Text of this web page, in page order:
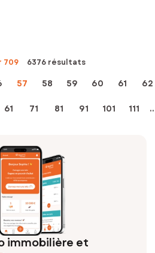
709 6376 résultats
57 58 59 60 61 62
61 71 81 91 101 111
immobilière et